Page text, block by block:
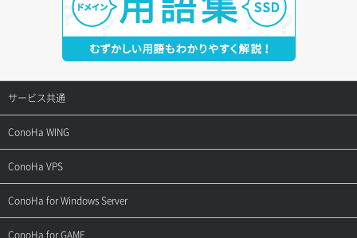
サービス共通
サポートトップ
ご契約・お支払い
用語集
ConoHa WING
サポートトップ
ご利用ガイド
ConoHa VPS
サポートトップ
ご利用ガイド
ConoHa for Windows Server
サポートトップ
ConoHa for GAME